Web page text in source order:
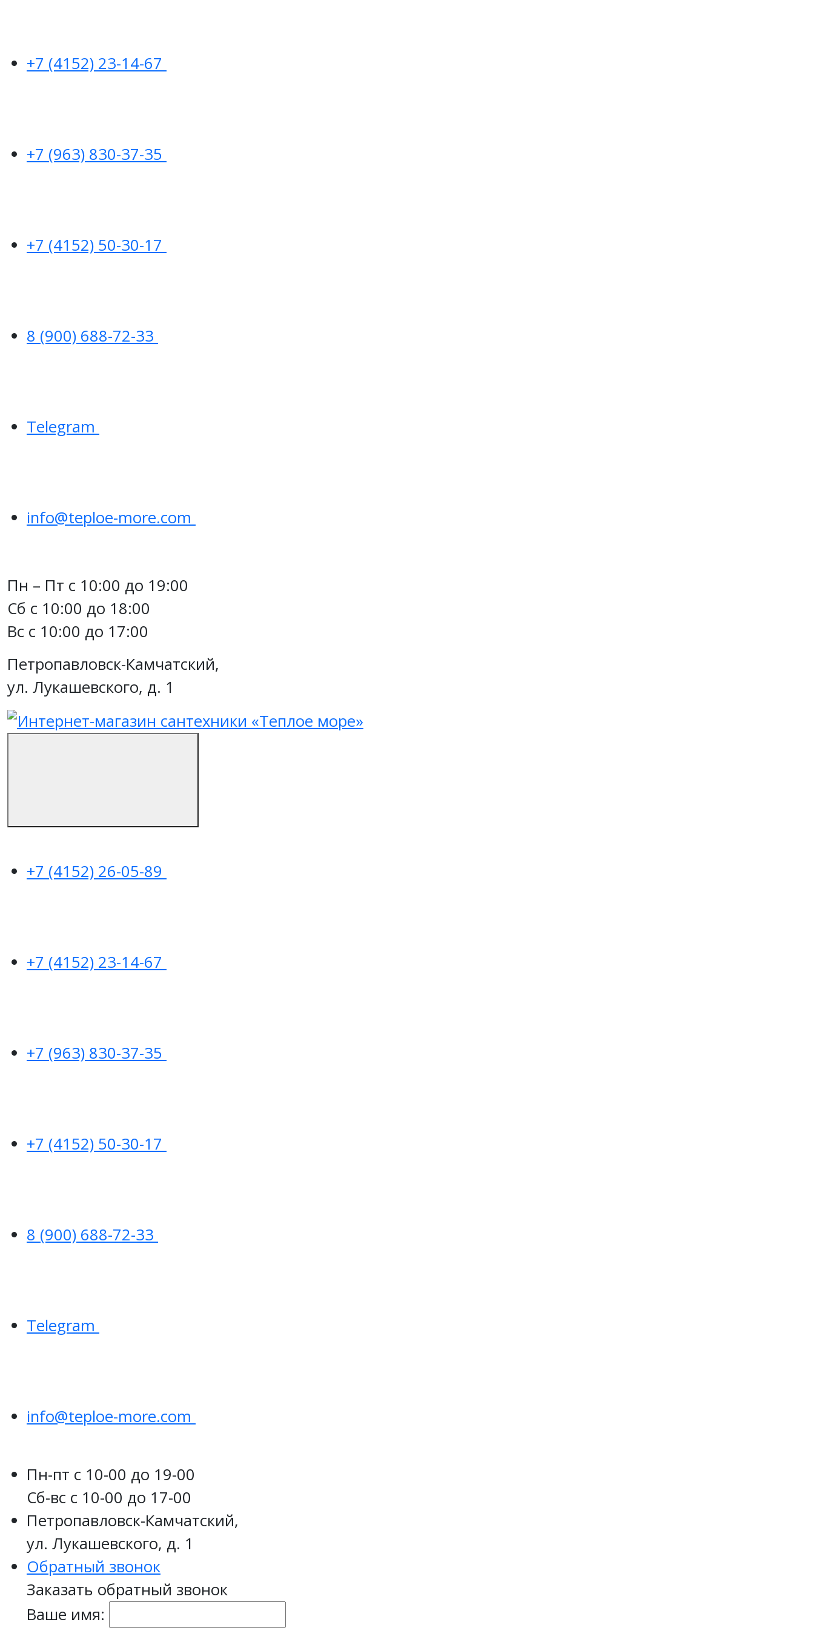
+7 (4152) 23-14-67
+7 (963) 830-37-35
+7 (4152) 50-30-17
8 (900) 688-72-33
Telegram
info@teploe-more.com
Пн – Пт с 10:00 до 19:00
Сб с 10:00 до 18:00
Вс с 10:00 до 17:00
Петропавловск-Камчатский,
ул. Лукашевского, д. 1
+7 (4152) 26-05-89
+7 (4152) 23-14-67
+7 (963) 830-37-35
+7 (4152) 50-30-17
8 (900) 688-72-33
Telegram
info@teploe-more.com
Пн-пт с 10-00 до 19-00
Сб-вс с 10-00 до 17-00
Петропавловск-Камчатский,
ул. Лукашевского, д. 1
Обратный звонок
Заказать обратный звонок
Ваше имя: